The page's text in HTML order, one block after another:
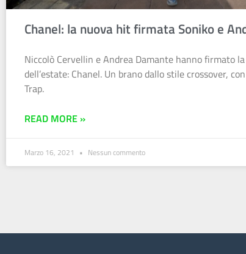
Chanel: la nuova hit firmata Soniko e
Niccolò Cervellin e Andrea Damante hanno firmato
dell’estate: Chanel. Un brano dallo stile crossover,
Trap.
READ MORE »
Marzo 16, 2021 Nessun commento